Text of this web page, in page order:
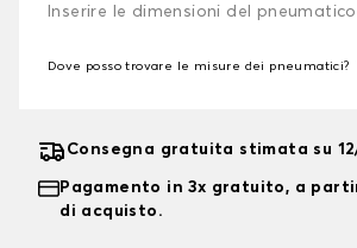
Inserire le dimensioni del pneumatico
Dove posso trovare le misure dei pneumatici?
Consegna gratuita stimata su
Pagamento in 3x gratuito, a
di acquisto.